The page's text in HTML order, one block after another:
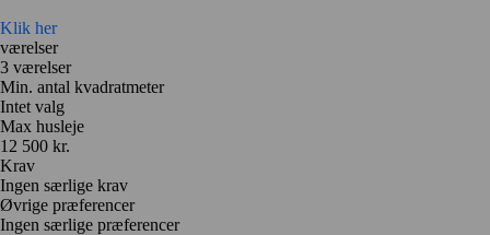
Klik her
værelser
3 værelser
Min. antal kvadratmeter
Intet valg
Max husleje
12 500 kr.
Krav
Ingen særlige krav
Øvrige præferencer
Ingen særlige præferencer